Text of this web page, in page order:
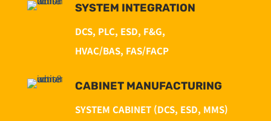
SYSTEM INTEGRATION
DCS, PLC, ESD, F&G,
HVAC/BAS, FAS/FACP
CABINET MANUFACTURING
SYSTEM CABINET (DCS, ESD, MMS)